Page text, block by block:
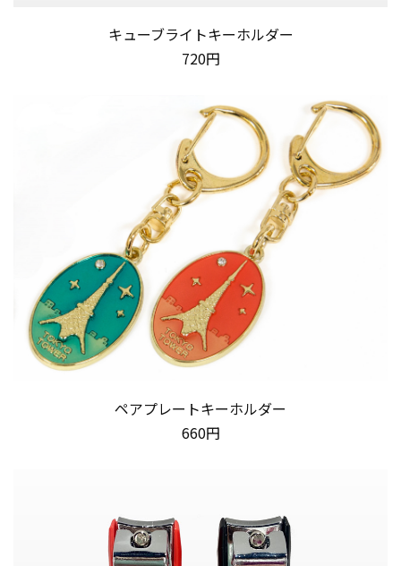
キューブライトキーホルダー
720円
ペアプレートキーホルダー
660円